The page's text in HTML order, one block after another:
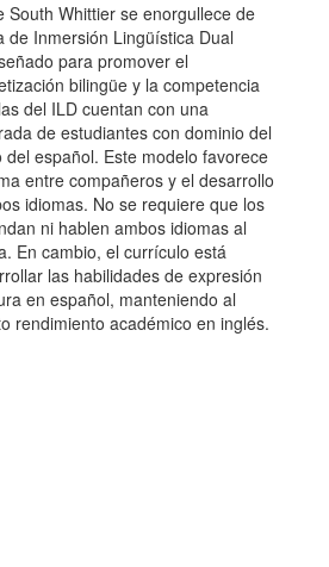
South Whittier se enorgullece de
de Inmersión Lingüística Dual
para promover el
bilingüe y la competencia
del ILD cuentan con una
de estudiantes con dominio del
español. Este modelo favorece
entre compañeros y el desarrollo
idiomas. No se requiere que los
ni hablen ambos idiomas al
En cambio, el currículo está
las habilidades de expresión
en español, manteniendo al
rendimiento académico en inglés.